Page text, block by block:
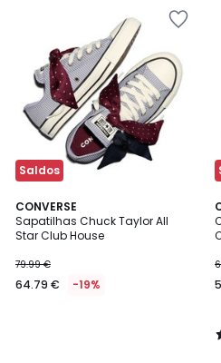
Saldos
CONVERSE
Sapatilhas Chuck Taylor All
Star Club House
79.99 €
64.79 € -19%
/